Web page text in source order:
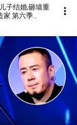
子结婚,砸墙重
家 第六季